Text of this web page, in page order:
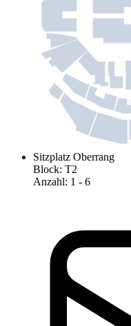
Sitzplatz Oberrang
Block: T2
Anzahl: 1 - 6